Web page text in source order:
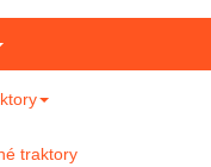
traktory